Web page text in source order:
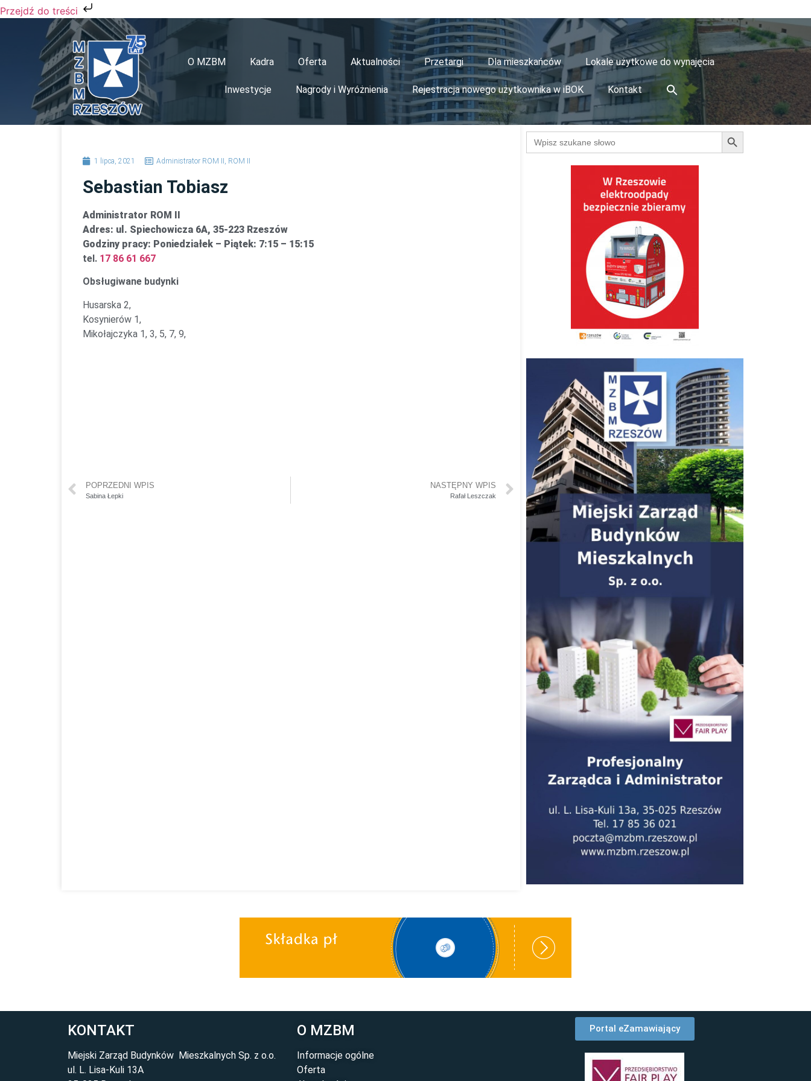
Przejdź do treści
O MZBM Kadra Oferta Aktualności Przetargi Dla mieszkańców Lokale użytkowe do wynajęcia
Inwestycje Nagrody i Wyróżnienia Rejestracja nowego użytkownika w iBOK Kontakt
1 lipca, 2021 Administrator ROM II , ROM II
Sebastian Tobiasz
Administrator ROM II
Adres: ul. Spiechowicza 6A, 35-223 Rzeszów
Godziny pracy: Poniedziałek – Piątek: 7:15 – 15:15
tel. 17 86 61 667
Obsługiwane budynki
Husarska 2,
Kosynierów 1,
Mikołajczyka 1, 3, 5, 7, 9,
POPRZEDNI WPIS
Sabina Łepki
NASTĘPNY WPIS
Rafał Leszczak
Search
for:
Search Button
KONTAKT
Miejski Zarząd Budynków Mieszkalnych Sp. z o.o.
ul. L. Lisa-Kuli 13A
O MZBM
Informacje ogólne
Oferta
Portal eZamawiający